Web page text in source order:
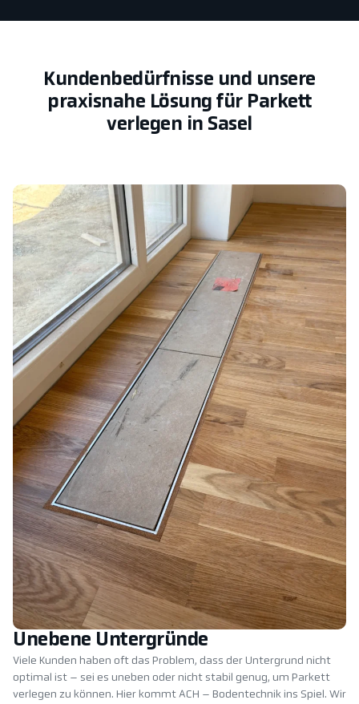
Kundenbedürfnisse und unsere
praxisnahe Lösung für Parkett
verlegen in Sasel
Unebene Untergründe
Viele Kunden haben oft das Problem, dass der Untergrund nicht
optimal ist – sei es uneben oder nicht stabil genug, um Parkett
verlegen zu können. Hier kommt ACH – Bodentechnik ins Spiel. Wir